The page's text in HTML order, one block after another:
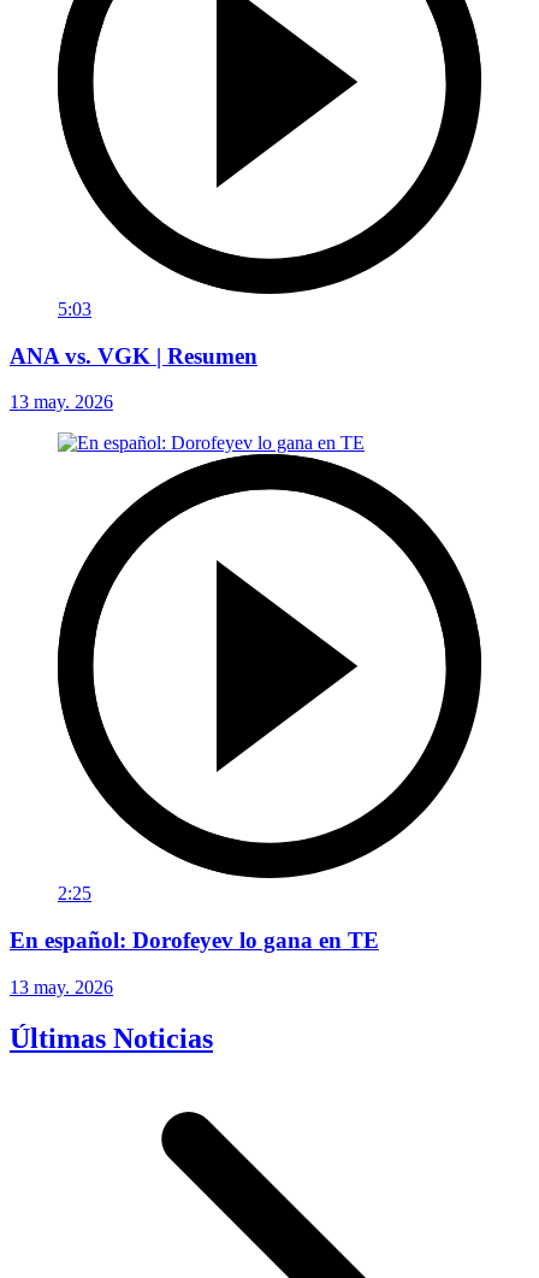
5:03
ANA vs. VGK | Resumen
13 may. 2026
2:25
En español: Dorofeyev lo gana en TE
13 may. 2026
Últimas Noticias